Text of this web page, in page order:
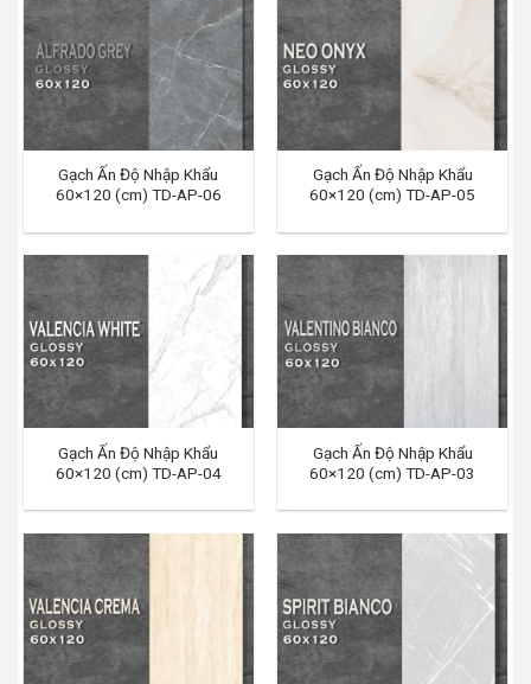
Gạch Ấn Độ Nhập Khẩu
60×120 (cm) TD-AP-06
Gạch Ấn Độ Nhập Khẩu
60×120 (cm) TD-AP-05
Gạch Ấn Độ Nhập Khẩu
60×120 (cm) TD-AP-04
Gạch Ấn Độ Nhập Khẩu
60×120 (cm) TD-AP-03